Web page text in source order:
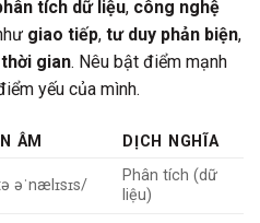
tích dữ liệu, công nghệ
giao tiếp, tư duy phản biện,
gian. Nêu bật điểm mạnh
yếu của mình.
ÂM DỊCH NGHĨA
əˈnælɪsɪs/
Phân tích (dữ
liệu)